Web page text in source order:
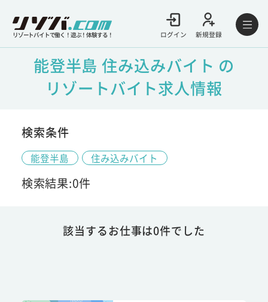
リゾートバイトで働く！遊ぶ！体験する！ ログイン 新規登録
能登半島 住み込みバイト の
リゾートバイト求人情報
検索条件
能登半島 住み込みバイト
検索結果:0件
該当するお仕事は0件でした